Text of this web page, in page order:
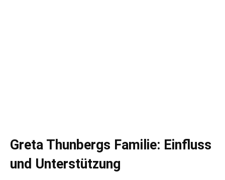
Greta Thunbergs Familie: Einfluss
und Unterstützung